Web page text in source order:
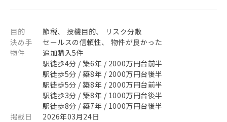
目的
節税、 投機目的、 リスク分散
決め手
セールスの信頼性、 物件が良かった
物件
追加購入5件
駅徒歩4分 / 築6年 / 2000万円台前半
駅徒歩5分 / 築8年 / 2000万円台後半
駅徒歩5分 / 築8年 / 2000万円台前半
駅徒歩3分 / 築8年 / 1000万円台後半
駅徒歩8分 / 築7年 / 1000万円台後半
掲載日
2026年03月24日